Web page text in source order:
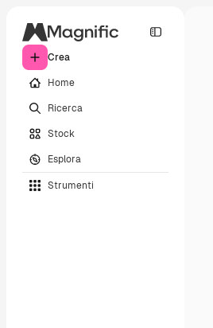
Crea
Home
Ricerca
Stock
Esplora
Strumenti